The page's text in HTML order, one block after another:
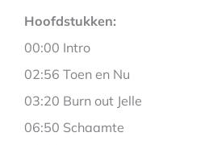
Hoofdstukken:
00:00 Intro
02:56 Toen en Nu
03:20 Burn out Jelle
06:50 Schaamte